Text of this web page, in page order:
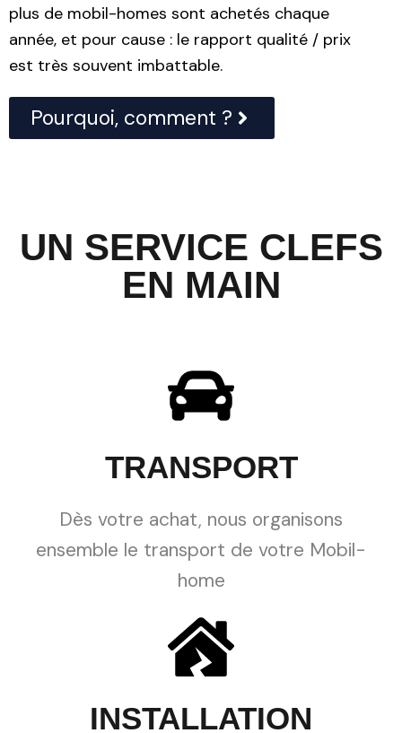
plus de mobil-homes sont achetés chaque
année, et pour cause : le rapport qualité / prix
est très souvent imbattable.
Pourquoi, comment ?
UN SERVICE CLEFS
EN MAIN
TRANSPORT
Dès votre achat, nous organisons
ensemble le transport de votre Mobil-
home
INSTALLATION